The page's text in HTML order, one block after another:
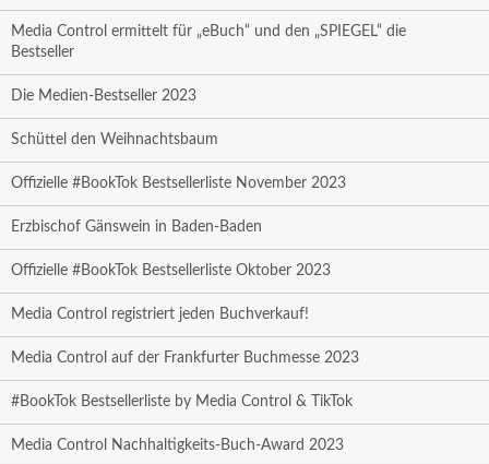
Media Control ermittelt für „eBuch“ und den „SPIEGEL“ die
Bestseller
Die Medien-Bestseller 2023
Schüttel den Weihnachtsbaum
Offizielle #BookTok Bestsellerliste November 2023
Erzbischof Gänswein in Baden-Baden
Offizielle #BookTok Bestsellerliste Oktober 2023
Media Control registriert jeden Buchverkauf!
Media Control auf der Frankfurter Buchmesse 2023
#BookTok Bestsellerliste by Media Control & TikTok
Media Control Nachhaltigkeits-Buch-Award 2023